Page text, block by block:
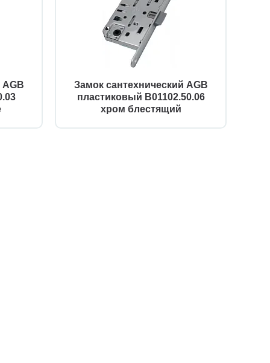
AGB
Замок сантехнический AGB
пластиковый B01102.50.06
хром блестящий